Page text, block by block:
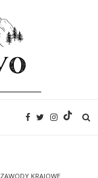
ZAWODY KRAJOWE